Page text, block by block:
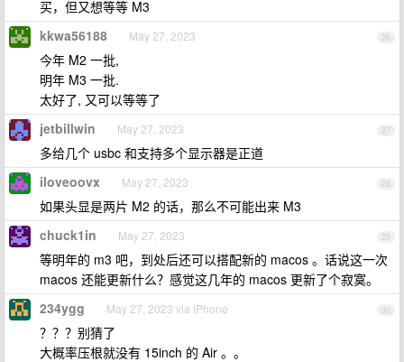
买，但又想等等 M3
26
kkwa56188 May 27, 2023
今年 M2 一批,
明年 M3 一批.
太好了, 又可以等等了
27
jetbillwin May 27, 2023
多给几个 usbc 和支持多个显示器是正道
28
iloveoovx May 27, 2023
如果头显是两片 M2 的话，那么不可能出来 M3
29
chuck1in May 27, 2023
等明年的 m3 吧，到处后还可以搭配新的 macos 。话说这一次
macos 还能更新什么？感觉这几年的 macos 更新了个寂寞。
30
234ygg May 27, 2023 via iPhone
？？？别猜了
大概率压根就没有 15inch 的 Air 。。